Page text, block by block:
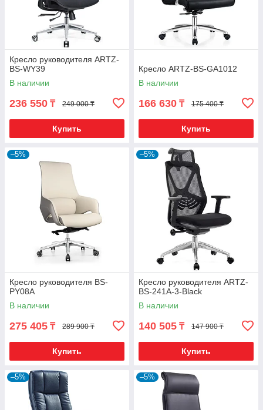
Кресло руководителя ARTZ-
BS-WY39
В наличии
236 550 ₸ 249 000 ₸
Купить
Кресло ARTZ-BS-GA1012
В наличии
166 630 ₸ 175 400 ₸
Купить
–5%
Кресло руководителя BS-
PY08A
В наличии
275 405 ₸ 289 900 ₸
Купить
–5%
Кресло руководителя ARTZ-
BS-241A-3-Black
В наличии
140 505 ₸ 147 900 ₸
Купить
–5% –5%